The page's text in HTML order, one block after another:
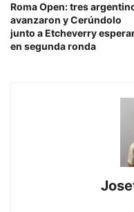
Roma Open: tres
avanzaron y Cerúndolo
junto a Etcheverry
en segunda ronda